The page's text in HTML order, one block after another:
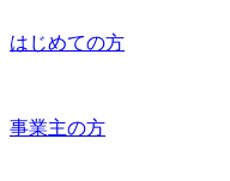
はじめての方
事業主の方